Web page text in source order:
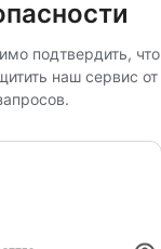
подтвердить, что
наш сервис от